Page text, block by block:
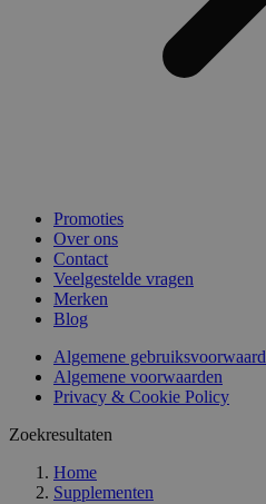
Promoties
Over ons
Contact
Veelgestelde vragen
Merken
Blog
Algemene
Algemene voorwaarden
Privacy & Cookie Policy
Zoekresultaten
Home
Supplementen